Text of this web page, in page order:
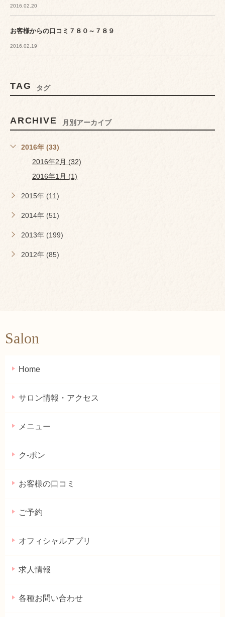
2016.02.20
お客様からの口コミ７８０～７８９
2016.02.19
TAG タグ
ARCHIVE 月別アーカイブ
2016年 (33)
2016年2月 (32)
2016年1月 (1)
2015年 (11)
2014年 (51)
2013年 (199)
2012年 (85)
Salon
Home
サロン情報・アクセス
メニュー
ク-ポン
お客様の口コミ
ご予約
オフィシャルアプリ
求人情報
各種お問い合わせ